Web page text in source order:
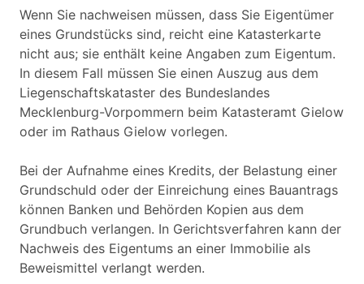
Wenn Sie nachweisen müssen, dass Sie Eigentümer
eines Grundstücks sind, reicht eine Katasterkarte
nicht aus; sie enthält keine Angaben zum Eigentum.
In diesem Fall müssen Sie einen Auszug aus dem
Liegenschaftskataster des Bundeslandes
Mecklenburg-Vorpommern beim Katasteramt Gielow
oder im Rathaus Gielow vorlegen.
Bei der Aufnahme eines Kredits, der Belastung einer
Grundschuld oder der Einreichung eines Bauantrags
können Banken und Behörden Kopien aus dem
Grundbuch verlangen. In Gerichtsverfahren kann der
Nachweis des Eigentums an einer Immobilie als
Beweismittel verlangt werden.